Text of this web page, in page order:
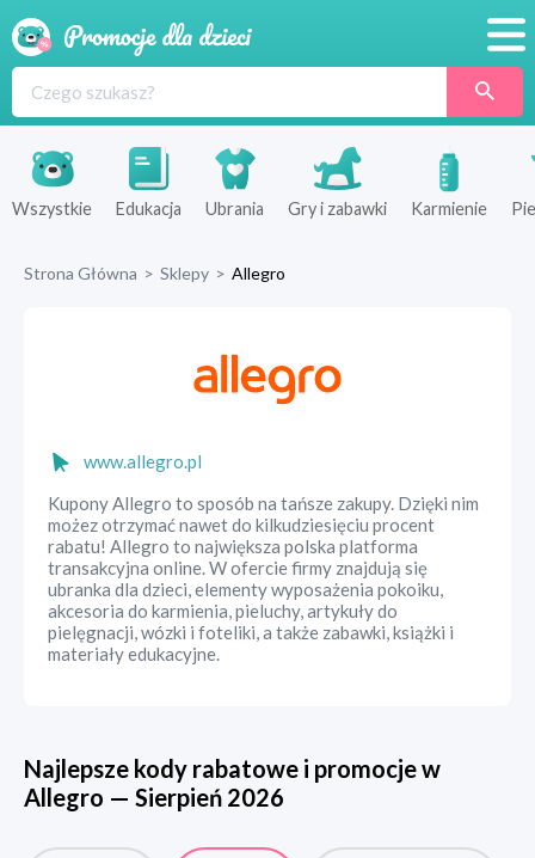
Produkty
Sklepy
Wszystkie Edukacja Ubrania Gry i zabawki Karmienie
Strona Główna > Sklepy > Allegro
www.allegro.pl
Kupony Allegro to sposób na tańsze zakupy. Dzięki nim
możez otrzymać nawet do kilkudziesięciu procent
rabatu! Allegro to największa polska platforma
transakcyjna online. W ofercie firmy znajdują się
ubranka dla dzieci, elementy wyposażenia pokoiku,
akcesoria do karmienia, pieluchy, artykuły do
pielęgnacji, wózki i foteliki, a także zabawki, książki i
materiały edukacyjne.
Najlepsze kody rabatowe i promocje w
Allegro — Sierpień 2026